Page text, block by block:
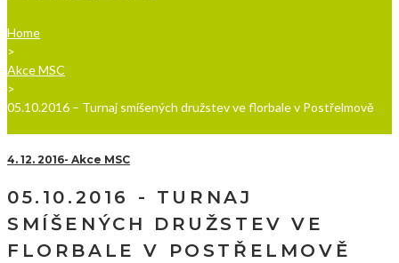
Home
>
Akce MSC
>
05.10.2016 – Turnaj smíšených družstev ve florbale v Postřelmově
4. 12. 2016 Akce MSC
05.10.2016 - TURNAJ
SMÍŠENÝCH DRUŽSTEV VE
FLORBALE V POSTŘELMOVĚ